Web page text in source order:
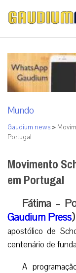
Mundo
Gaudium news >
Portugal
Movimento
em Portugal
Fátima –
Gaudium Press)
apostólico de
centenário de
A